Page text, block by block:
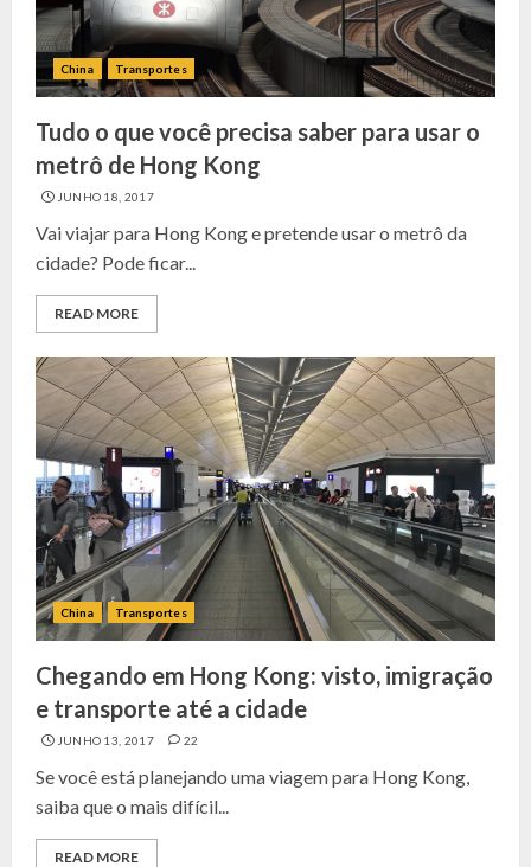
China Transportes
Tudo o que você precisa saber para usar o
metrô de Hong Kong
JUNHO 18, 2017
Vai viajar para Hong Kong e pretende usar o metrô da
cidade? Pode ficar...
READ MORE
China Transportes
Chegando em Hong Kong: visto, imigração
e transporte até a cidade
JUNHO 13, 2017 22
Se você está planejando uma viagem para Hong Kong,
saiba que o mais difícil...
READ MORE